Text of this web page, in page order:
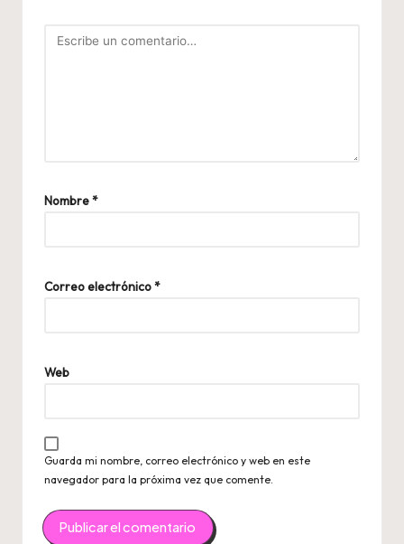
Nombre*
Correo electrónico*
Web
Guarda mi nombre, correo electrónico y web en este
navegador para la próxima vez que comente.